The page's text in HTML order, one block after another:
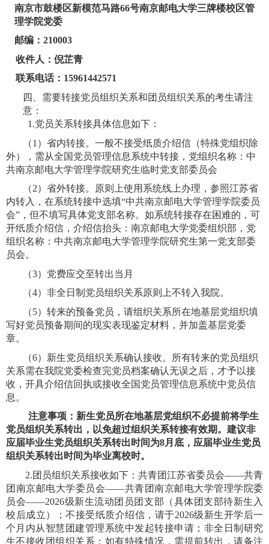
南京市鼓楼区新模范马路66号南京邮电大学三牌楼校区管
理学院党委
邮编：210003
收件人：倪芷青
联系电话： 15961442571
四、需要转接党员组织关系和团员组织关系的考生请注
意：
1.党员关系转接具体信息如下：
（1 ）省内转接。一般不接受纸质介绍信（特殊党组织除
外），需从全国党员管理信息系统中转接，党组织名称：中
共南京邮电大学管理学院研究生临时党支部委员会
（2）省外转接。原则上使用系统线上办理，参照江苏省
内转入，在系统转接中选填“中共南京邮电大学管理学院委员
会”，但不填写具体党支部名称。如系统转接存在困难的，可
开纸质介绍信，介绍信抬头：南京邮电大学党委组织部，党
组织名称：中共南京邮电大学管理学院研究生第一党支部委
员会。
（3）党费应交至转出当月
（4）非全日制党员组织关系原则上不转入我院。
（5）转来的预备党员，请组织关系所在地基层党组织填
写好党员预备期间的现实表现鉴定材料，并加盖基层党委
章。
（6）新生党员组织关系确认接收。所有转来的党员组织
关系需在我院党委检查完党员档案确认无误之后，才予以接
收，开具介绍信回执或接收全国党员管理信息系统中党员信
息。
注意事项：新生党员所在地基层党组织不必提前将学生
党员组织关系转出，以免超过组织关系转接有效期。建议非
应届毕业生党员组织关系转出时间为8月底，应届毕业生党员
组织关系转出时间为毕业离校时。
2.团员组织关系接收如下：共青团江苏省委员会——共青
团南京邮电大学委员会——共青团南京邮电大学管理学院委
员会——2026级新生流动团员团支部（具体团支部待新生入
校后成立）；不接受纸质介绍信，请于2026级新生开学后一
个月内从智慧团建管理系统中发起转接申请；非全日制研究
生不接收团组织关系；如有特殊情况，需提前转出，请备注